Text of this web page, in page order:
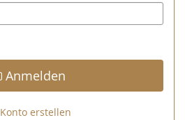
Anmelden
Konto erstellen